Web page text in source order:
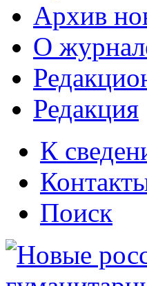
Архив
О
Редакция
К
Поиск